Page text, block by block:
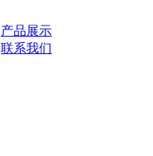
产品展示
联系我们